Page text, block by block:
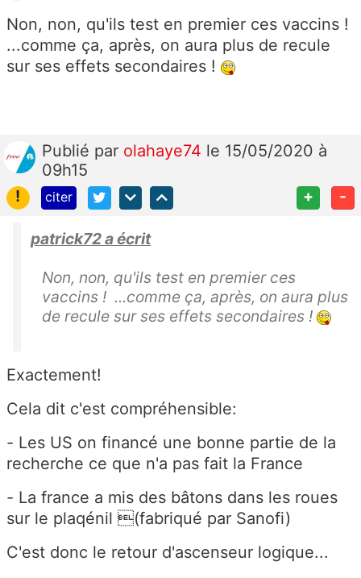
Non, non, qu'ils test en premier ces vaccins !
...comme ça, après, on aura plus de recule
sur ses effets secondaires !
Publié par olahaye74 le 15/05/2020 à
09h15
!
citer + -
patrick72 a écrit
Non, non, qu'ils test en premier ces
vaccins ! ...comme ça, après, on aura plus
de recule sur ses effets secondaires !
Exactement!
Cela dit c'est compréhensible:
- Les US on financé une bonne partie de la
recherche ce que n'a pas fait la France
- La france a mis des bâtons dans les roues
sur le plaqénil (fabriqué par Sanofi)
C'est donc le retour d'ascenseur logique...